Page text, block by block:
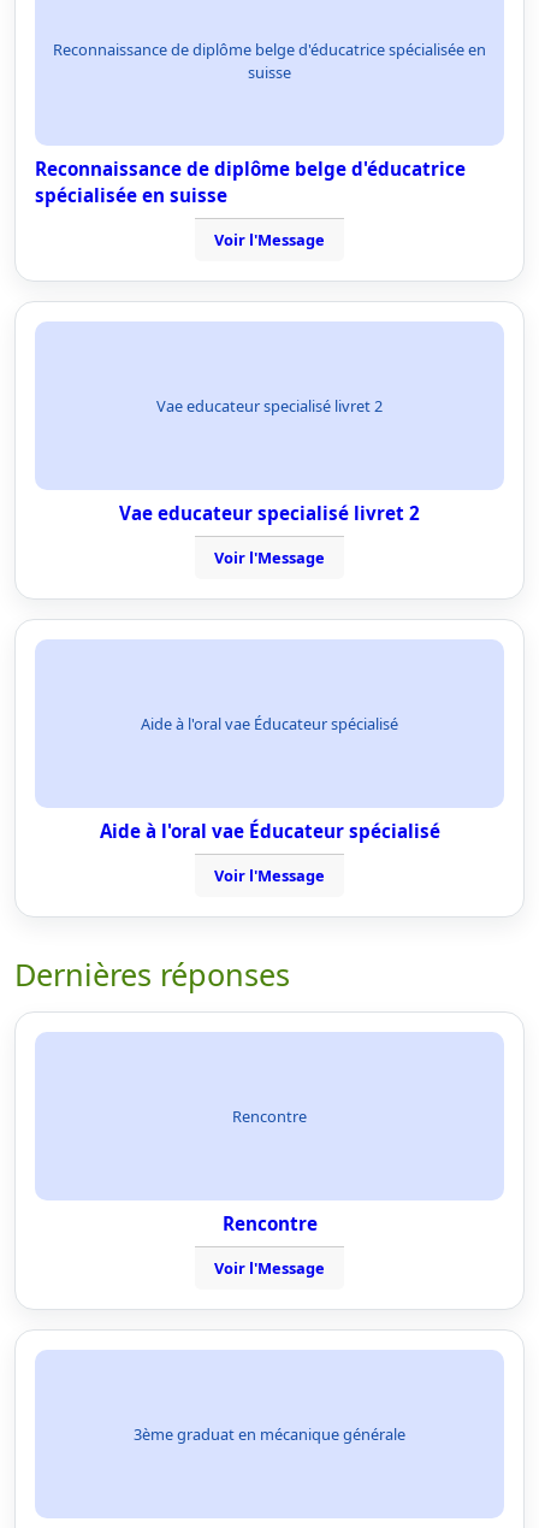
Reconnaissance de diplôme belge d'éducatrice spécialisée en
suisse
Reconnaissance de diplôme belge d'éducatrice
spécialisée en suisse
Voir l'Message
Vae educateur specialisé livret 2
Vae educateur specialisé livret 2
Voir l'Message
Aide à l'oral vae Éducateur spécialisé
Aide à l'oral vae Éducateur spécialisé
Voir l'Message
Dernières réponses
Rencontre
Rencontre
Voir l'Message
3ème graduat en mécanique générale